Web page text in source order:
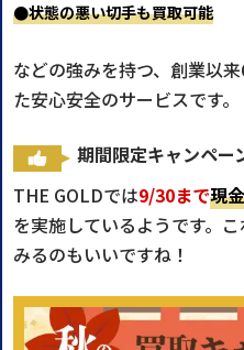
●状態の悪い切手も買取可能
などの強みを持つ、創業以
た安心安全のサービスです。
期間限定キャンペー
THE GOLDでは9/30まで現
を実施しているようです。
みるのもいいですね！